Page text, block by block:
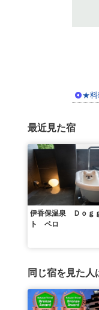
★
最近見た宿
伊香保温泉 Ｄｏｇ
ト ペロ
同じ宿を見た